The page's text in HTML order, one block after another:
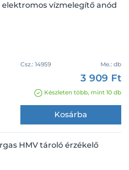
elektromos vízmelegítő anód
Csz.: 14959 Me.: db
3 909 Ft
Készleten több, mint 10 db
Kosárba
HMV tároló érzékelő